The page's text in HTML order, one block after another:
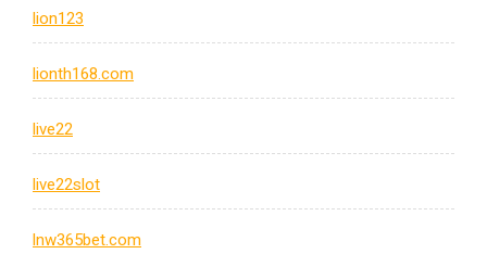
lion123
lionth168.com
live22
live22slot
lnw365bet.com